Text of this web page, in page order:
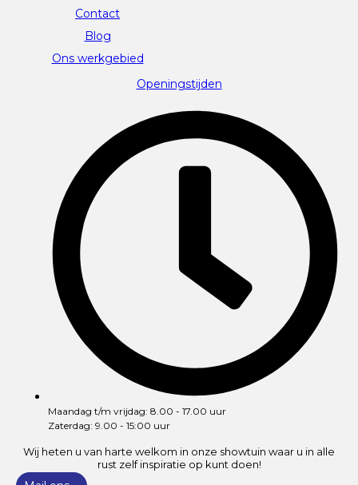
Contact
Blog
Ons werkgebied
Openingstijden
Maandag t/m vrijdag: 8.00 - 17.00 uur
Zaterdag: 9.00 - 15:00 uur
Wij heten u van harte welkom in onze showtuin waar u in alle
rust zelf inspiratie op kunt doen!